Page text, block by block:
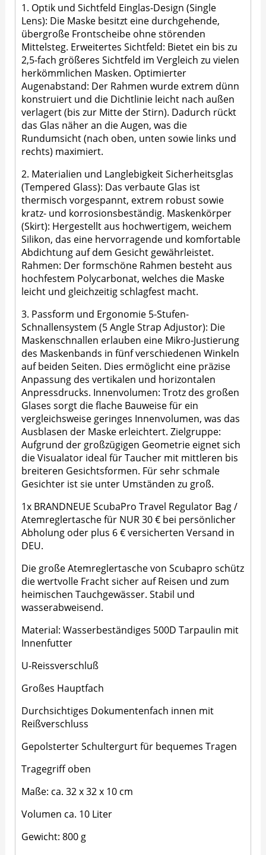
1. Optik und Sichtfeld Einglas-Design (Single
Lens): Die Maske besitzt eine durchgehende,
übergroße Frontscheibe ohne störenden
Mittelsteg. Erweitertes Sichtfeld: Bietet ein bis zu
2,5-fach größeres Sichtfeld im Vergleich zu vielen
herkömmlichen Masken. Optimierter
Augenabstand: Der Rahmen wurde extrem dünn
konstruiert und die Dichtlinie leicht nach außen
verlagert (bis zur Mitte der Stirn). Dadurch rückt
das Glas näher an die Augen, was die
Rundumsicht (nach oben, unten sowie links und
rechts) maximiert.
2. Materialien und Langlebigkeit Sicherheitsglas
(Tempered Glass): Das verbaute Glas ist
thermisch vorgespannt, extrem robust sowie
kratz- und korrosionsbeständig. Maskenkörper
(Skirt): Hergestellt aus hochwertigem, weichem
Silikon, das eine hervorragende und komfortable
Abdichtung auf dem Gesicht gewährleistet.
Rahmen: Der formschöne Rahmen besteht aus
hochfestem Polycarbonat, welches die Maske
leicht und gleichzeitig schlagfest macht.
3. Passform und Ergonomie 5-Stufen-
Schnallensystem (5 Angle Strap Adjustor): Die
Maskenschnallen erlauben eine Mikro-Justierung
des Maskenbands in fünf verschiedenen Winkeln
auf beiden Seiten. Dies ermöglicht eine präzise
Anpassung des vertikalen und horizontalen
Anpressdrucks. Innenvolumen: Trotz des großen
Glases sorgt die flache Bauweise für ein
vergleichsweise geringes Innenvolumen, was das
Ausblasen der Maske erleichtert. Zielgruppe:
Aufgrund der großzügigen Geometrie eignet sich
die Visualator ideal für Taucher mit mittleren bis
breiteren Gesichtsformen. Für sehr schmale
Gesichter ist sie unter Umständen zu groß.
1x BRANDNEUE ScubaPro Travel Regulator Bag /
Atemreglertasche für NUR 30 € bei persönlicher
Abholung oder plus 6 € versicherten Versand in
DEU.
Die große Atemreglertasche von Scubapro schütz
die wertvolle Fracht sicher auf Reisen und zum
heimischen Tauchgewässer. Stabil und
wasserabweisend.
Material: Wasserbeständiges 500D Tarpaulin mit
Innenfutter
U-Reissverschluß
Großes Hauptfach
Durchsichtiges Dokumentenfach innen mit
Reißverschluss
Gepolsterter Schultergurt für bequemes Tragen
Tragegriff oben
Maße: ca. 32 x 32 x 10 cm
Volumen ca. 10 Liter
Gewicht: 800 g